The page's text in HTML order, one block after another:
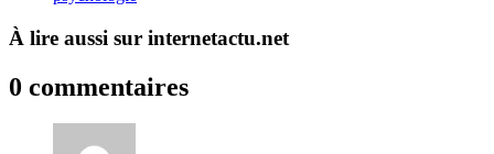
À lire aussi sur internetactu.net
0 commentaires